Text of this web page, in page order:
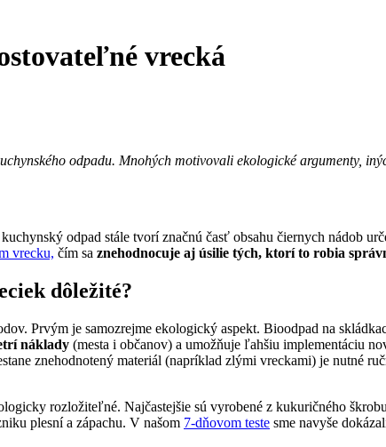
vrecká
odpadu. Mnohých motivovali ekologické argumenty,
odpad stále tvorí značnú časť obsahu čiernych nádob
vrecku, čím sa znehodnocuje aj úsilie tých, ktorí to robia
dôležité?
Prvým je samozrejme ekologický aspekt. Bioodpad na
náklady (mesta i občanov) a umožňuje ľahšiu implementáciu
znehodnotený materiál (napríklad zlými vreckami) je nutné
rozložiteľné. Najčastejšie sú vyrobené z kukuričného
plesní a zápachu. V našom 7-dňovom teste sme navyše